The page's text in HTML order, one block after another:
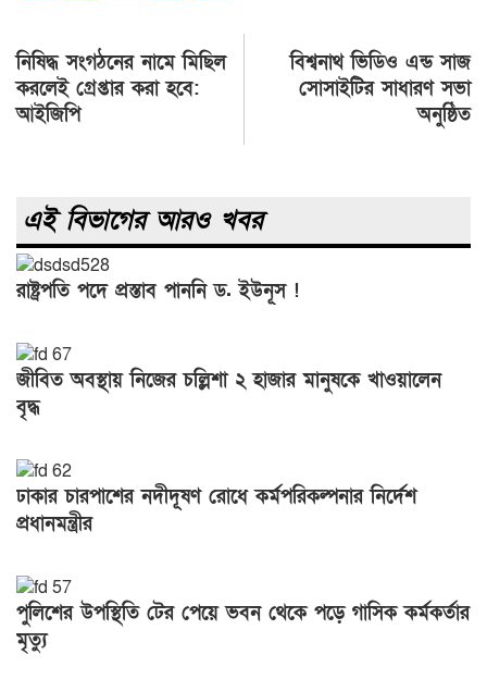
Post
navigation
নিষিদ্ধ সংগঠনের নামে মিছিল
করলেই গ্রেপ্তার করা হবে:
আইজিপি
বিশ্বনাথ ভিডিও এন্ড সাজ
সোসাইটির সাধারণ সভা
অনুষ্ঠিত
এই বিভাগের আরও খবর
রাষ্ট্রপতি পদে প্রস্তাব পাননি ড. ইউনূস !
জীবিত অবস্থায় নিজের চল্লিশা ২ হাজার মানুষকে খাওয়ালেন
বৃদ্ধ
ঢাকার চারপাশের নদীদূষণ রোধে কর্মপরিকল্পনার নির্দেশ
প্রধানমন্ত্রীর
পুলিশের উপস্থিতি টের পেয়ে ভবন থেকে পড়ে গাসিক কর্মকর্তার
মৃত্যু